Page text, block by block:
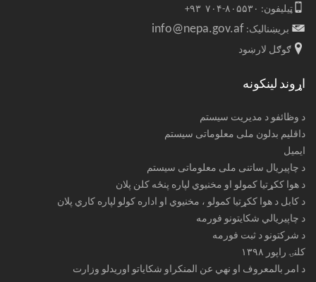
ټیلیفون: ۸۰۵۵۳۰-۷۰۴ ۹۳+
بریښنالیک: info@nepa.gov.af
ګوګل لارښود
اړوند لینکونه
د وظائفو د مدیریت سیستم
داقلیم بدلون ملی معلوماتی سیستم
ایمیل
د چاپیریال ساتنی ملی معلوماتی سیستم
د هوا ککړتیا کمولو او مخنیوي لپاره پنځه کلن پلان
د کابل د هوا ککړتیا کمولو ، مخنیوي او اداره کولو لپاره کاري پلان
د چاپیریالي شکایتونو فورمه
د شرکتونو د ثبت فورمه
کلنۍ راپور ۱۳۹۸
د امر بالمعروف او نهي عن المنکراو شکایاتو اوریدلو وزارت